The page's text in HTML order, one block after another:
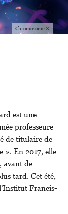
Chromosome X
est une
professeure
de titulaire de
». En 2017, elle
avant de
tard. Cet été,
Francis-